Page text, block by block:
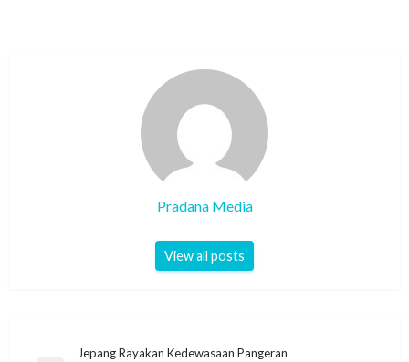
Pradana Media
View all posts
Jepang Rayakan Kedewasaan Pangeran